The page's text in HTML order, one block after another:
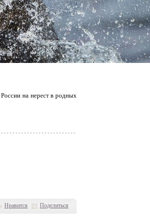
Нравится Поделиться
на нерест в родных